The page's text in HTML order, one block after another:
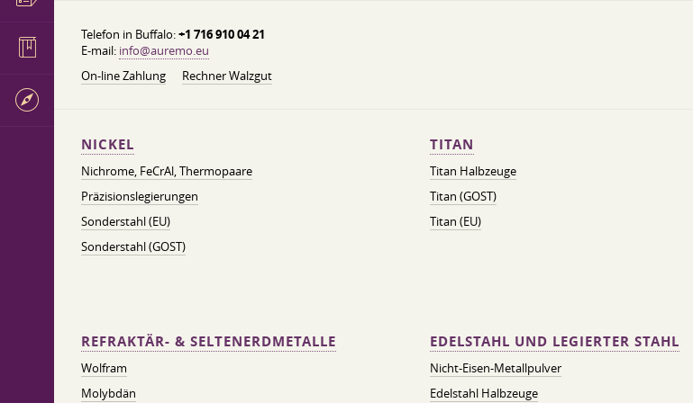
Telefon in Buffalo:+1 716 910 04 21
E-mail: info@auremo.eu
On-line Zahlung
Rechner Walzgut
NICKEL
Nichrome, FeСrAl, ​​Thermopaare
Präzisionslegierungen
Sonderstahl (EU)
Sonderstahl (GOST)
TITAN
Titan Halbzeuge
Titan (GOST)
Titan (EU)
REFRAKTÄR- & SELTENERDMETALLE
Wolfram
Molybdän
EDELSTAHL UND LEGIERTER STAHL
Nicht-Eisen-Metallpulver
Edelstahl Halbzeuge